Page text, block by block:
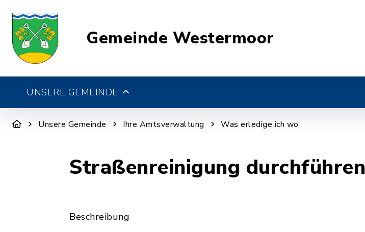
Gemeinde Westermoor
UNSERE GEMEINDE
Unsere Gemeinde Ihre Amtsverwaltung Was erledige ich wo
Straßenreinigung durchführen
Beschreibung